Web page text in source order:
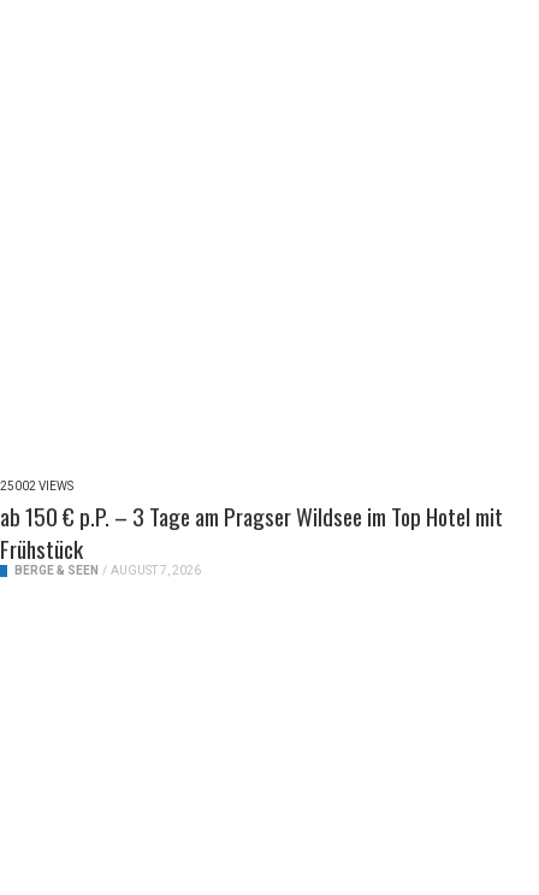
25002 VIEWS
ab 150 € p.P. – 3 Tage am Pragser Wildsee im Top Hotel mit
Frühstück
BERGE & SEEN / AUGUST 7, 2026